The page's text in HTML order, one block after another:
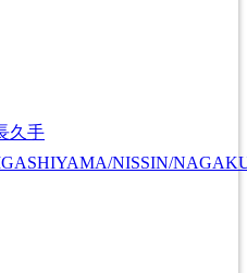
久手
NISSIN/